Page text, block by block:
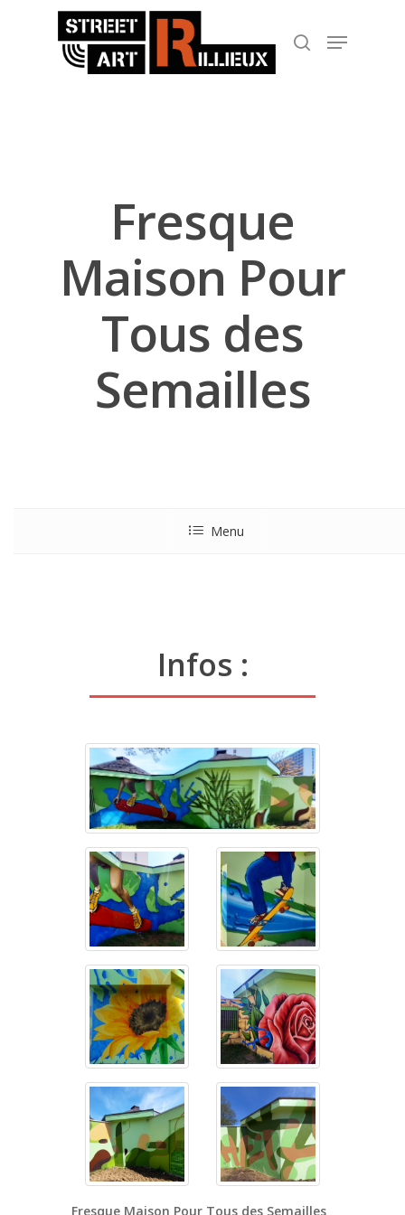
Fresque
Maison Pour
Tous des
Semailles
Menu
Infos :
Fresque Maison Pour Tous des Semailles